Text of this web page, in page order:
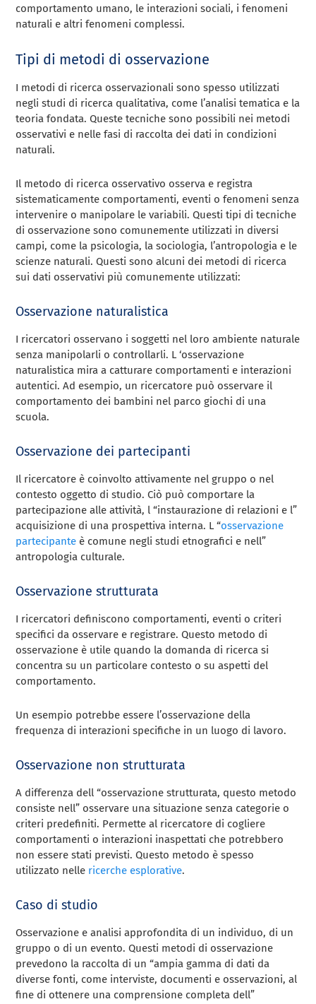
comportamento umano, le interazioni sociali, i fenomeni
naturali e altri fenomeni complessi.
Tipi di metodi di osservazione
I metodi di ricerca osservazionali sono spesso utilizzati
negli studi di ricerca qualitativa, come l’analisi tematica e la
teoria fondata. Queste tecniche sono possibili nei metodi
osservativi e nelle fasi di raccolta dei dati in condizioni
naturali.
Il metodo di ricerca osservativo osserva e registra
sistematicamente comportamenti, eventi o fenomeni senza
intervenire o manipolare le variabili. Questi tipi di tecniche
di osservazione sono comunemente utilizzati in diversi
campi, come la psicologia, la sociologia, l’antropologia e le
scienze naturali. Questi sono alcuni dei metodi di ricerca
sui dati osservativi più comunemente utilizzati:
Osservazione naturalistica
I ricercatori osservano i soggetti nel loro ambiente naturale
senza manipolarli o controllarli. L ‘osservazione
naturalistica mira a catturare comportamenti e interazioni
autentici. Ad esempio, un ricercatore può osservare il
comportamento dei bambini nel parco giochi di una
scuola.
Osservazione dei partecipanti
Il ricercatore è coinvolto attivamente nel gruppo o nel
contesto oggetto di studio. Ciò può comportare la
partecipazione alle attività, l “instaurazione di relazioni e l”
acquisizione di una prospettiva interna. L “osservazione
partecipante è comune negli studi etnografici e nell”
antropologia culturale.
Osservazione strutturata
I ricercatori definiscono comportamenti, eventi o criteri
specifici da osservare e registrare. Questo metodo di
osservazione è utile quando la domanda di ricerca si
concentra su un particolare contesto o su aspetti del
comportamento.
Un esempio potrebbe essere l’osservazione della
frequenza di interazioni specifiche in un luogo di lavoro.
Osservazione non strutturata
A differenza dell “osservazione strutturata, questo metodo
consiste nell” osservare una situazione senza categorie o
criteri predefiniti. Permette al ricercatore di cogliere
comportamenti o interazioni inaspettati che potrebbero
non essere stati previsti. Questo metodo è spesso
utilizzato nelle ricerche esplorative.
Caso di studio
Osservazione e analisi approfondita di un individuo, di un
gruppo o di un evento. Questi metodi di osservazione
prevedono la raccolta di un “ampia gamma di dati da
diverse fonti, come interviste, documenti e osservazioni, al
fine di ottenere una comprensione completa dell”